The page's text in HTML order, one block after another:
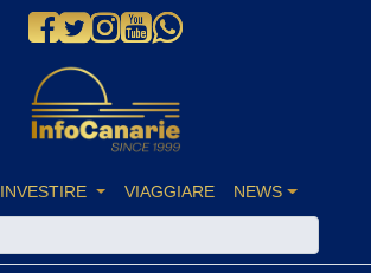
INVESTIRE VIAGGIARE NEWS